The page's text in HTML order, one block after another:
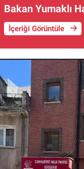
Bakan Yumaklı
İçeriği Görüntüle